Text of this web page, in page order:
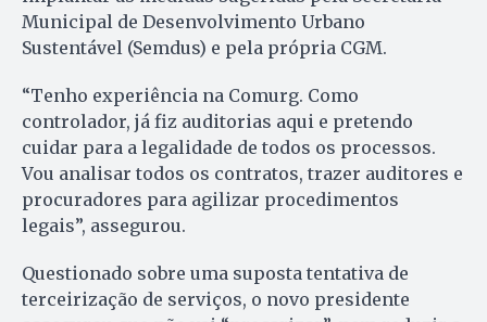
Municipal de Desenvolvimento Urbano
Sustentável (Semdus) e pela própria CGM.
“Tenho experiência na Comurg. Como
controlador, já fiz auditorias aqui e pretendo
cuidar para a legalidade de todos os processos.
Vou analisar todos os contratos, trazer auditores e
procuradores para agilizar procedimentos
legais”, assegurou.
Questionado sobre uma suposta tentativa de
terceirização de serviços, o novo presidente